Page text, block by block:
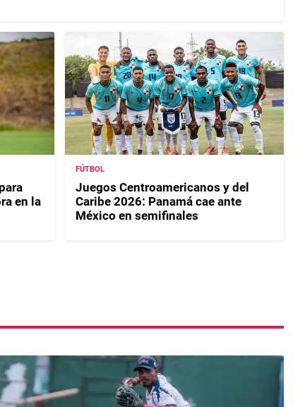
en la
FÚTBOL
Juegos Centroamericanos y del
Caribe 2026: Panamá cae ante
México en semifinales